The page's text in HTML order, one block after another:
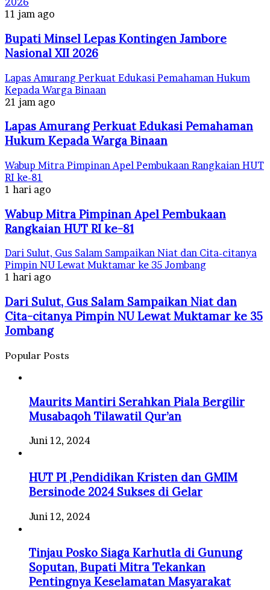
11 jam ago
Bupati Minsel Lepas Kontingen Jambore
Nasional XII 2026
Lapas Amurang Perkuat Edukasi Pemahaman Hukum
Kepada Warga Binaan
21 jam ago
Lapas Amurang Perkuat Edukasi Pemahaman
Hukum Kepada Warga Binaan
Wabup Mitra Pimpinan Apel Pembukaan Rangkaian HUT
RI ke-81
1 hari ago
Wabup Mitra Pimpinan Apel Pembukaan
Rangkaian HUT RI ke-81
Dari Sulut, Gus Salam Sampaikan Niat dan Cita-citanya
Pimpin NU Lewat Muktamar ke 35 Jombang
1 hari ago
Dari Sulut, Gus Salam Sampaikan Niat dan
Cita-citanya Pimpin NU Lewat Muktamar ke 35
Jombang
Popular Posts
Maurits Mantiri Serahkan Piala Bergilir
Musabaqoh Tilawatil Qur’an
Juni 12, 2024
HUT PI ,Pendidikan Kristen dan GMIM
Bersinode 2024 Sukses di Gelar
Juni 12, 2024
Tinjau Posko Siaga Karhutla di Gunung
Soputan, Bupati Mitra Tekankan
Pentingnya Keselamatan Masyarakat